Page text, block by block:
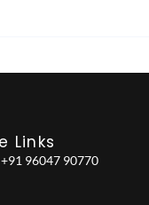
Links
+91 96047 90770